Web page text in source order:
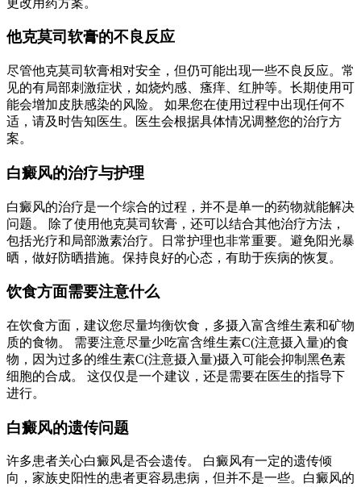
他克莫司软膏的不良反应
尽管他克莫司软膏相对安全，但仍可能出现一些不良反应。常
见的有局部刺激症状，如烧灼感、瘙痒、红肿等。长期使用可
能会增加皮肤感染的风险。 如果您在使用过程中出现任何不
适，请及时告知医生。医生会根据具体情况调整您的治疗方
案。
白癜风的治疗与护理
白癜风的治疗是一个综合的过程，并不是单一的药物就能解决
问题。 除了使用他克莫司软膏，还可以结合其他治疗方法，
包括光疗和局部激素治疗。日常护理也非常重要。避免阳光暴
晒，做好防晒措施。保持良好的心态，有助于疾病的恢复。
饮食方面需要注意什么
在饮食方面，建议您尽量均衡饮食，多摄入富含维生素和矿物
质的食物。 需要注意尽量少吃富含维生素C(注意摄入量)的食
物，因为过多的维生素C(注意摄入量)摄入可能会抑制黑色素
细胞的合成。 这仅仅是一个建议，还是需要在医生的指导下
进行。
白癜风的遗传问题
许多患者关心白癜风是否会遗传。 白癜风有一定的遗传倾
向，家族史阳性的患者更容易患病，但并不是一些。白癜风的